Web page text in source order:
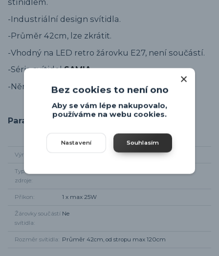
stínidlem.
-Industriální design svítidla.
-Průměr 42cm, lze zkrátit.
-Vhodný na LED retro žárovku E27, není součástí.
-Série svítidelSAMIA.
-Německý výrobce svítidel.
Parametry
Výrobce
Typ světelného
zdroje
Příkon 1 x max 25W
Žárovky součástí
svítidla
Ne
Rozměr svítidla Průměr 42cm, od stropu max 120cm
Bez cookies to není ono
Aby se vám lépe nakupovalo,
používáme na webu cookies.
Nastavení Souhlasím